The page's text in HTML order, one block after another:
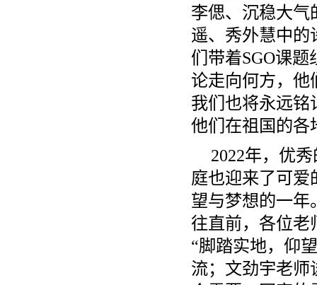
李偲、沉稳大气
遥、秀外慧中的
们带着SGO课
论走向何方，他
我们也将永远铭
他们在祖国的各
2022年，优
庭也迎来了可爱
望与梦想的一年
往直前，各位老
“脚踏实地，仰
流；文劲宇老师